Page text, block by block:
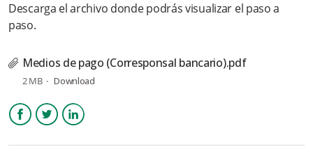
¿Cómo pagar por Nequi a través de Wompi? Modelo
Agregador
¿Cómo pagar con tarjetas a través de Wompi?
¿Cómo pagar por Corresponsal bancario a través de Wompi?
Descarga el archivo donde podrás visualizar el paso a
paso.
Medios de pago (Corresponsal bancario).pdf
2 MB Download